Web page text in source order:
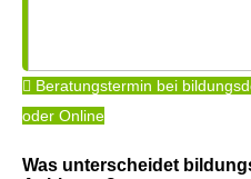
Beratungstermin bei
oder Online
Was unterscheidet